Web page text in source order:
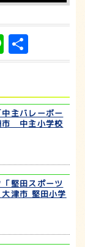
Line
有
主バレーボー
市 中主小学校
堅田スポーツ
津市 堅田小学